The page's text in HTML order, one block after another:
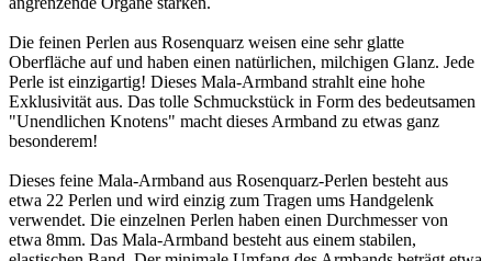
Die feinen Perlen aus Rosenquarz weisen eine sehr glatte
Oberfläche auf und haben einen natürlichen, milchigen Glanz. Jede
Perle ist einzigartig! Dieses Mala-Armband strahlt eine hohe
Exklusivität aus. Das tolle Schmuckstück in Form des bedeutsamen
"Unendlichen Knotens" macht dieses Armband zu etwas ganz
besonderem!
Dieses feine Mala-Armband aus Rosenquarz-Perlen besteht aus
etwa 22 Perlen und wird einzig zum Tragen ums Handgelenk
verwendet. Die einzelnen Perlen haben einen Durchmesser von
etwa 8mm. Das Mala-Armband besteht aus einem stabilen,